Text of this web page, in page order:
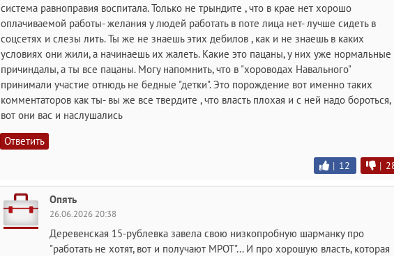
система равноправия воспитала. Только не трындите , что в крае нет хорошо
оплачиваемой работы- желания у людей работать в поте лица нет- лучше сидеть в
соцсетях и слезы лить. Ты же не знаешь этих дебилов , как и не знаешь в каких
условиях они жили, а начинаешь их жалеть. Какие это пацаны, у них уже нормальные
причиндалы, а ты все пацаны. Могу напомнить, что в "хороводах Навального"
принимали участие отнюдь не бедные "детки". Это порождение вот именно таких
комментаторов как ты- вы же все твердите , что власть плохая и с ней надо бороться,
вот они вас и наслушались
Ответить
| 12 |
Опять
26.06.2026 20:38
Деревенская 15-рублевка завела свою низкопробную шарманку про
"работать не хотят, вот и получают МРОТ"... И про хорошую власть, которая